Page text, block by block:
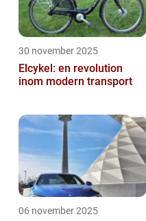
30 november 2025
Elcykel: en revolution
inom modern transport
06 november 2025